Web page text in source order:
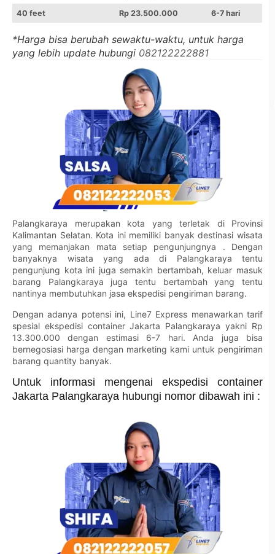
40 feet Rp 23.500.000 6-7 hari
*Harga bisa berubah sewaktu-waktu, untuk harga
yang lebih update hubungi 082122222881
Palangkaraya merupakan kota yang terletak di Provinsi
Kalimantan Selatan. Kota ini memiliki banyak destinasi wisata
yang memanjakan mata setiap pengunjungnya . Dengan
banyaknya wisata yang ada di Palangkaraya tentu
pengunjung kota ini juga semakin bertambah, keluar masuk
barang Palangkaraya juga tentu bertambah yang tentu
nantinya membutuhkan jasa ekspedisi pengiriman barang.
Dengan adanya potensi ini, Line7 Express menawarkan tarif
spesial ekspedisi container Jakarta Palangkaraya yakni Rp
13.300.000 dengan estimasi 6-7 hari. Anda juga bisa
bernegosiasi harga dengan marketing kami untuk pengiriman
barang quantity banyak.
Untuk informasi mengenai ekspedisi container
Jakarta Palangkaraya hubungi nomor dibawah ini :